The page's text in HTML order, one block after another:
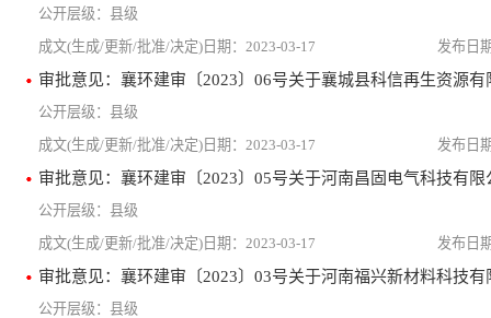
县级
2023-03-17
县级
2023-03-17
县级
2023-03-17
县级